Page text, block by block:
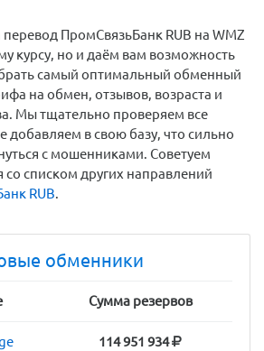
ПромСвязьБанк RUB на WMZ
курсу, но и даём вам возможность
самый оптимальный обменный
на обмен, отзывов, возраста и
Мы тщательно проверяем все
в свою базу, что сильно
с мошенниками. Советуем
со списком других направлений
RUB.
обменники
Сумма резервов
114 951 934